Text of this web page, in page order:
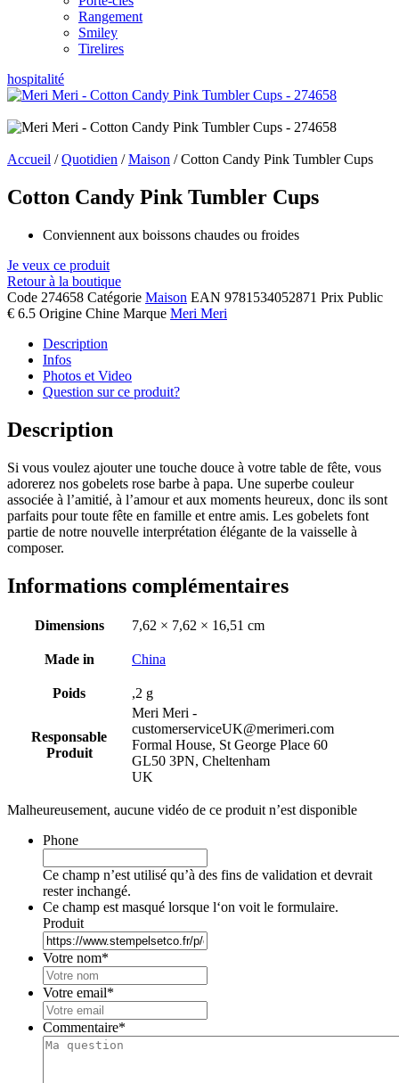
Rangement
Smiley
Tirelires
hospitalité
Accueil /Quotidien /Maison / Cotton Candy Pink Tumbler Cups
Cotton Candy Pink Tumbler Cups
Conviennent aux boissons chaudes ou froides
Je veux ce produit
Retour à la boutique
Code 274658 Catégorie Maison EAN 9781534052871 Prix Public
€ 6.5 Origine Chine Marque Meri Meri
Description
Infos
Photos et Video
Question sur ce produit?
Description
Si vous voulez ajouter une touche douce à votre table de fête, vous
adorerez nos gobelets rose barbe à papa. Une superbe couleur
associée à l’amitié, à l’amour et aux moments heureux, donc ils sont
parfaits pour toute fête en famille et entre amis. Les gobelets font
partie de notre nouvelle interprétation élégante de la vaisselle à
composer.
Informations complémentaires
Dimensions 7,62 × 7,62 × 16,51 cm
Made in China
Poids ,2 g
Responsable
Produit
Meri Meri -
customerserviceUK@merimeri.com
Formal House, St George Place 60
GL50 3PN, Cheltenham
UK
Malheureusement, aucune vidéo de ce produit n’est disponible
Phone
Ce champ n’est utilisé qu’à des fins de validation et devrait
rester inchangé.
Ce champ est masqué lorsque l‘on voit le formulaire.
Produit
Votre nom*
Votre email*
Commentaire*